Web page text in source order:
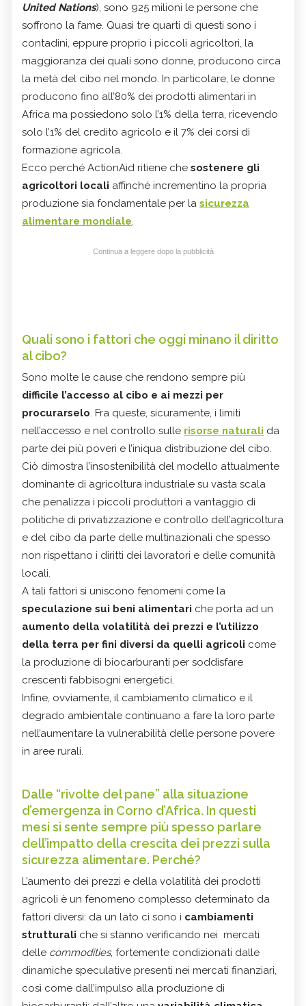
United Nations), sono 925 milioni le persone che
soffrono la fame. Quasi tre quarti di questi sono i
contadini, eppure proprio i piccoli agricoltori, la
maggioranza dei quali sono donne, producono circa
la metà del cibo nel mondo. In particolare, le donne
producono fino all’80% dei prodotti alimentari in
Africa ma possiedono solo l’1% della terra, ricevendo
solo l’1% del credito agricolo e il 7% dei corsi di
formazione agricola.
Ecco perché ActionAid ritiene che sostenere gli
agricoltori locali affinché incrementino la propria
produzione sia fondamentale per la sicurezza
alimentare mondiale.
Continua a leggere dopo la pubblicità
Quali sono i fattori che oggi minano il diritto
al cibo?
Sono molte le cause che rendono sempre più
difficile l’accesso al cibo e ai mezzi per
procurarselo. Fra queste, sicuramente, i limiti
nell’accesso e nel controllo sulle risorse naturali da
parte dei più poveri e l’iniqua distribuzione del cibo.
Ciò dimostra l’insostenibilità del modello attualmente
dominante di agricoltura industriale su vasta scala
che penalizza i piccoli produttori a vantaggio di
politiche di privatizzazione e controllo dell’agricoltura
e del cibo da parte delle multinazionali che spesso
non rispettano i diritti dei lavoratori e delle comunità
locali.
A tali fattori si uniscono fenomeni come la
speculazione sui beni alimentari che porta ad un
aumento della volatilità dei prezzi e l’utilizzo
della terra per fini diversi da quelli agricoli come
la produzione di biocarburanti per soddisfare
crescenti fabbisogni energetici.
Infine, ovviamente, il cambiamento climatico e il
degrado ambientale continuano a fare la loro parte
nell’aumentare la vulnerabilità delle persone povere
in aree rurali.
Dalle “rivolte del pane” alla situazione
d’emergenza in Corno d’Africa. In questi
mesi si sente sempre più spesso parlare
dell’impatto della crescita dei prezzi sulla
sicurezza alimentare. Perché?
L’aumento dei prezzi e della volatilità dei prodotti
agricoli è un fenomeno complesso determinato da
fattori diversi: da un lato ci sono i cambiamenti
strutturali che si stanno verificando nei mercati
delle commodities, fortemente condizionati dalle
dinamiche speculative presenti nei mercati finanziari,
così come dall’impulso alla produzione di